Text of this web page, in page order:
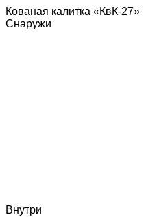
Кованая калитка «КвК-27»
Снаружи
Внутри